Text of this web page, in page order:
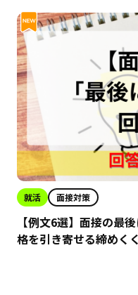
就活 面接対策
【例文6選】面接の最
格を引き寄せる締めく